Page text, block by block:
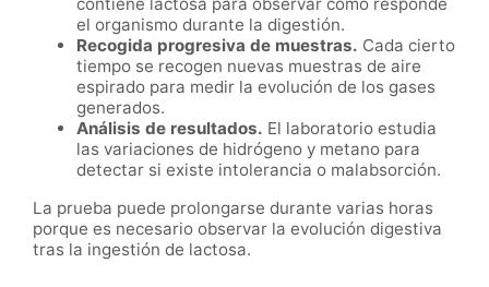
el organismo durante la digestión.
Recogida progresiva de muestras. Cada cierto
tiempo se recogen nuevas muestras de aire
espirado para medir la evolución de los gases
generados.
Análisis de resultados. El laboratorio estudia
las variaciones de hidrógeno y metano para
detectar si existe intolerancia o malabsorción.
La prueba puede prolongarse durante varias horas
porque es necesario observar la evolución digestiva
tras la ingestión de lactosa.